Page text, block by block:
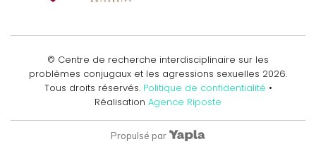
© Centre de recherche interdisciplinaire sur les
problèmes conjugaux et les agressions sexuelles 2026.
Tous droits réservés. Politique de confidentialité •
Réalisation Agence Riposte
Propulsé par